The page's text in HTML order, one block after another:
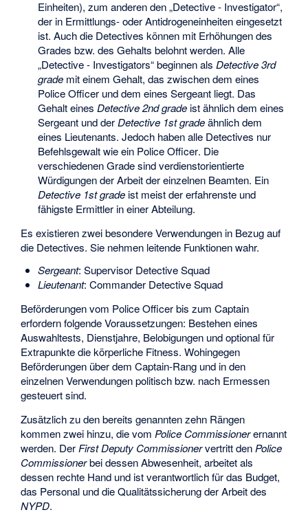
Einheiten), zum anderen den „Detective - Investigator“,
der in Ermittlungs- oder Antidrogeneinheiten eingesetzt
ist. Auch die Detectives können mit Erhöhungen des
Grades bzw. des Gehalts belohnt werden. Alle
„Detective - Investigators“ beginnen als Detective 3rd
grademit einem Gehalt, das zwischen dem eines
Police Officerund dem eines Sergeantliegt. Das
Gehalt eines Detective 2nd gradeist ähnlich dem eines
Sergeantund derDetective 1st gradeähnlich dem
eines Lieutenants. Jedoch haben alle Detectives nur
Befehlsgewalt wie ein Police Officer. Die
verschiedenen Grade sind verdienstorientierte
Würdigungen der Arbeit der einzelnen Beamten. Ein
Detective 1st gradeist meist der erfahrenste und
fähigste Ermittler in einer Abteilung.
Es existieren zwei besondere Verwendungen in Bezug auf
die Detectives. Sie nehmen leitende Funktionen wahr.
Sergeant: Supervisor Detective Squad
Lieutenant: Commander Detective Squad
Beförderungen vom Police Officerbis zumCaptain
erfordern folgende Voraussetzungen: Bestehen eines
Auswahltests, Dienstjahre, Belobigungen und optional für
Extrapunkte die körperliche Fitness. Wohingegen
Beförderungen über demCaptain-Rang und in den
einzelnen Verwendungen politisch bzw. nach Ermessen
gesteuert sind.
Zusätzlich zu den bereits genannten zehn Rängen
kommen zwei hinzu, die vom Police Commissionerernannt
werden. Der First Deputy Commissionervertritt den Police
Commissionerbei dessen Abwesenheit, arbeitet als
dessen rechte Hand und ist verantwortlich für das Budget,
das Personal und die Qualitätssicherung der Arbeit des
NYPD.